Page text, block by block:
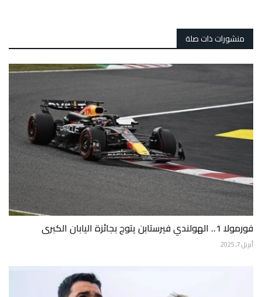
منشورات ذات صلة
فورمولا 1.. الهولندي فيرستابن يتوج بجائزة اليابان الكبرى
أبريل 7, 2025